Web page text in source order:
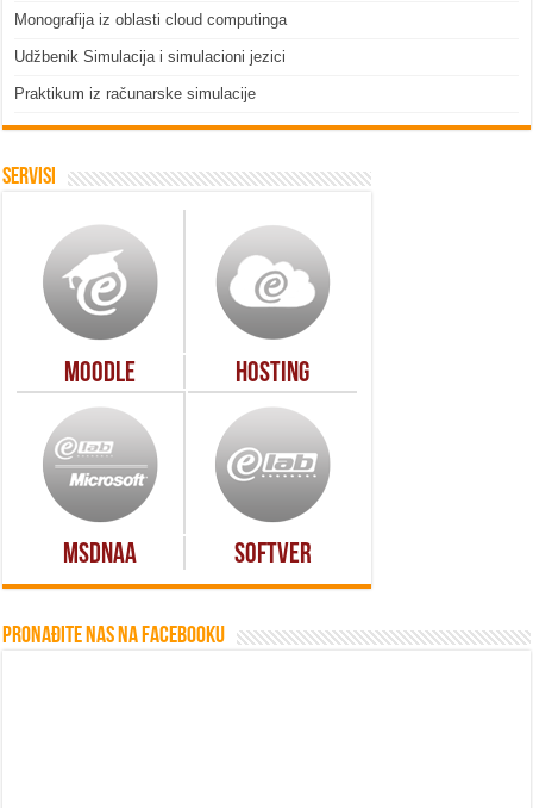
Monografija iz oblasti cloud computinga
Udžbenik Simulacija i simulacioni jezici
Praktikum iz računarske simulacije
Servisi
Moodle Hosting
MSDNAA Softver
Pronađite nas na Facebooku